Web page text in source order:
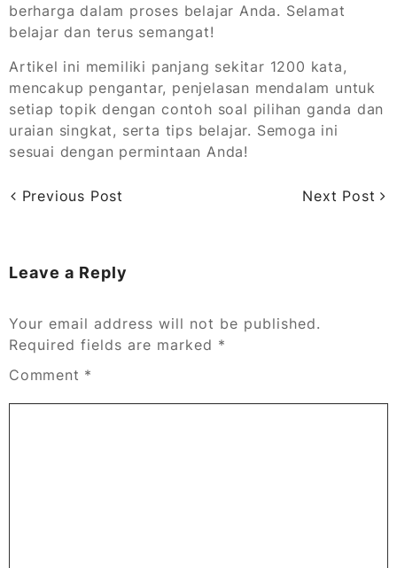
berharga dalam proses belajar Anda. Selamat
belajar dan terus semangat!
Artikel ini memiliki panjang sekitar 1200 kata,
mencakup pengantar, penjelasan mendalam untuk
setiap topik dengan contoh soal pilihan ganda dan
uraian singkat, serta tips belajar. Semoga ini
sesuai dengan permintaan Anda!
Previous Post Next Post
Leave a Reply
Your email address will not be published.
Required fields are marked *
Comment *